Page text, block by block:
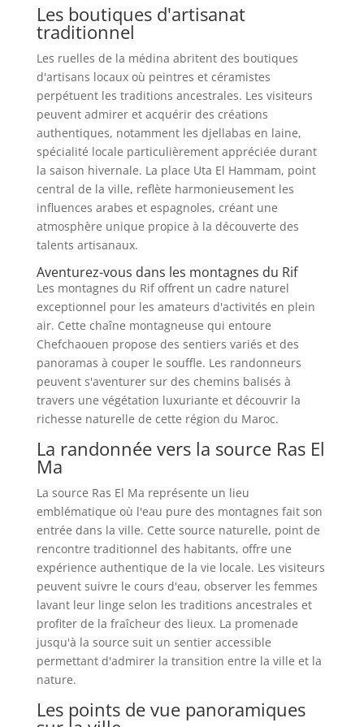
Les boutiques d'artisanat
traditionnel
Les ruelles de la médina abritent des boutiques
d'artisans locaux où peintres et céramistes
perpétuent les traditions ancestrales. Les visiteurs
peuvent admirer et acquérir des créations
authentiques, notamment les djellabas en laine,
spécialité locale particulièrement appréciée durant
la saison hivernale. La place Uta El Hammam, point
central de la ville, reflète harmonieusement les
influences arabes et espagnoles, créant une
atmosphère unique propice à la découverte des
talents artisanaux.
Aventurez-vous dans les montagnes du Rif
Les montagnes du Rif offrent un cadre naturel
exceptionnel pour les amateurs d'activités en plein
air. Cette chaîne montagneuse qui entoure
Chefchaouen propose des sentiers variés et des
panoramas à couper le souffle. Les randonneurs
peuvent s'aventurer sur des chemins balisés à
travers une végétation luxuriante et découvrir la
richesse naturelle de cette région du Maroc.
La randonnée vers la source Ras El
Ma
La source Ras El Ma représente un lieu
emblématique où l'eau pure des montagnes fait son
entrée dans la ville. Cette source naturelle, point de
rencontre traditionnel des habitants, offre une
expérience authentique de la vie locale. Les visiteurs
peuvent suivre le cours d'eau, observer les femmes
lavant leur linge selon les traditions ancestrales et
profiter de la fraîcheur des lieux. La promenade
jusqu'à la source suit un sentier accessible
permettant d'admirer la transition entre la ville et la
nature.
Les points de vue panoramiques